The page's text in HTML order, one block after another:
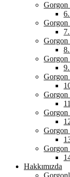
Gorgon
6.
Gorgon
Gorgon
8.
Gorgon
9.
Gorgon
Gorgon
Gorgon
Gorgon
Gorgon
Hakkımızda